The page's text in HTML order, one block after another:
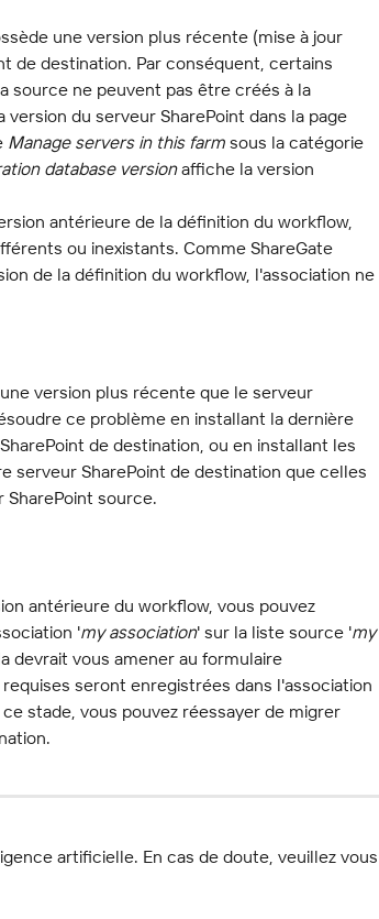
une version plus récente (mise à jour
de destination. Par conséquent, certains
source ne peuvent pas être créés à la
du serveur SharePoint dans la page
Manage servers in this farm sous la catégorie
database version affiche la version
antérieure de la définition du workflow,
ou inexistants. Comme ShareGate
de la définition du workflow, l'association ne
version plus récente que le serveur
ce problème en installant la dernière
de destination, ou en installant les
serveur SharePoint de destination que celles
source.
antérieure du workflow, vous pouvez
'my association' sur la liste source 'my
devrait vous amener au formulaire
seront enregistrées dans l'association
stade, vous pouvez réessayer de migrer
artificielle. En cas de doute, veuillez vous